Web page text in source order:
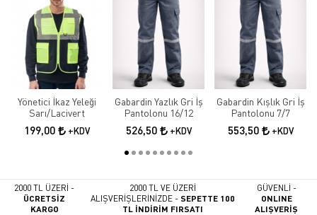
Yönetici İkaz Yeleği
Sarı/Lacivert
199,00 +KDV
Gabardin Yazlık Gri İş
Pantolonu 16/12
526,50 +KDV
Gabardin Kışlık Gri İş
Pantolonu 7/7
553,50 +KDV
2000 TL ÜZERİ -
ÜCRETSİZ
KARGO
2000 TL VE ÜZERİ
ALIŞVERİŞLERİNİZDE -SEPETTE 100
TL İNDİRİM FIRSATI
GÜVENLİ -
ONLINE
ALIŞVERİŞ